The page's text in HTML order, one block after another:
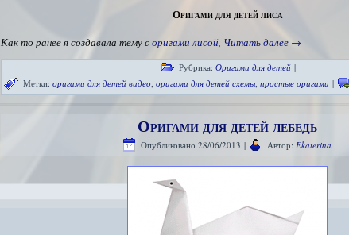
Оригами для детей лиса
Как то ранее я создавала тему соригами лисой, Читать далее →
Рубрика: Оригами для детей |
Метки: оригами для детей видео, оригами для детей схемы, простые оригами |
Оригами для детей лебедь
Опубликовано 28/06/2013 | Автор: Ekaterina